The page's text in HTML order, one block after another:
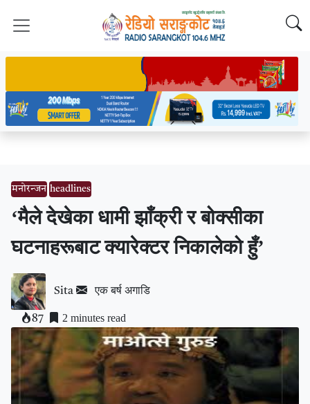
मनोरन्जन headlines
‘मैले देखेका धामी झाँक्री र बोक्सीका
घटनाहरूबाट क्यारेक्टर निकालेको हुँ’
Sita एक बर्ष अगाडि
87 2 minutes read